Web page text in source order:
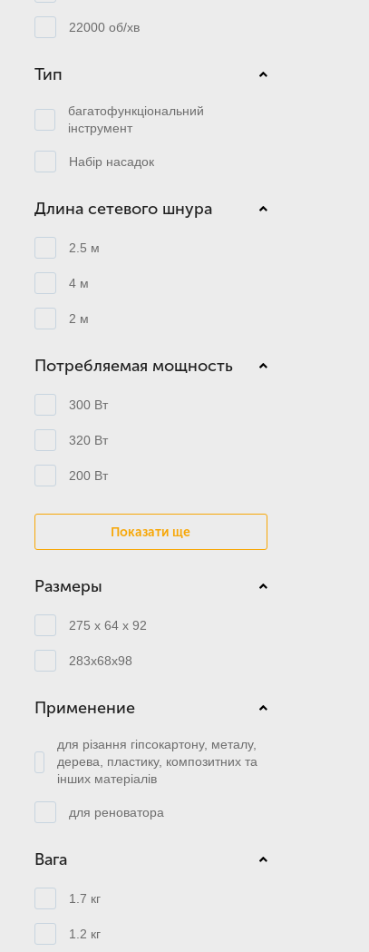
22000 об/хв
Тип
багатофункціональний
інструмент
Набір насадок
Длина сетевого шнура
2.5 м
4 м
2 м
Потребляемая мощность
300 Вт
320 Вт
200 Вт
Показати ще
Размеры
275 x 64 x 92
283х68х98
Применение
для різання гіпсокартону, металу,
дерева, пластику, композитних та
інших матеріалів
для реноватора
Вага
1.7 кг
1.2 кг